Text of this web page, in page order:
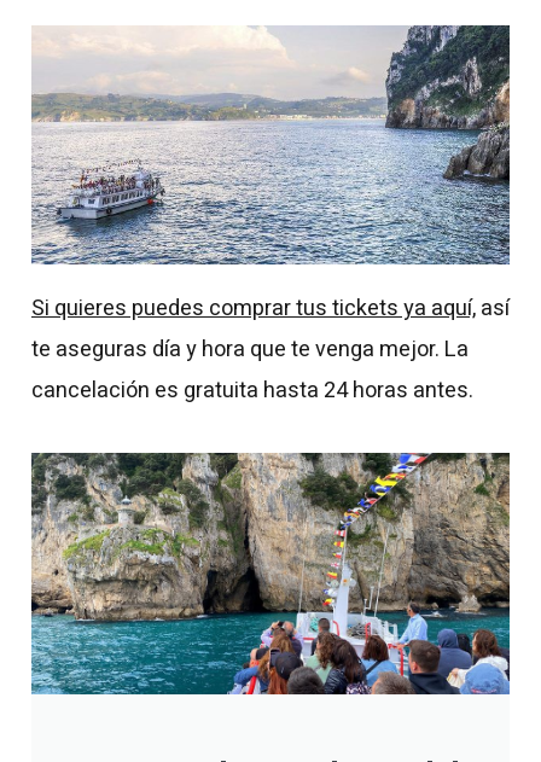
Si quieres puedes comprar tus tickets ya aquí,así
te aseguras día y hora que te venga mejor. La
cancelación es gratuita hasta 24 horas antes.